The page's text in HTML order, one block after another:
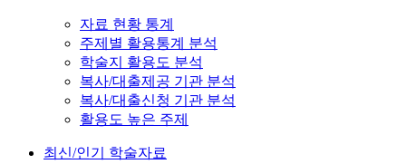
자료 현황 통계
주제별 활용통계 분석
학술지 활용도 분석
복사/대출제공 기관 분석
복사/대출신청 기관 분석
활용도 높은 주제
최신/인기 학술자료